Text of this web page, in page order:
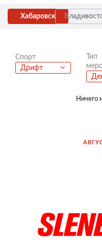
Хабаровск
Спорт
Дрифт
Тип
Ничего